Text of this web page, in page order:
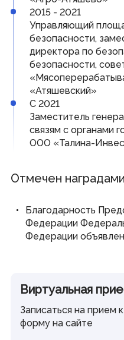
© Государственное
Гражданам
Виртуальная приемная
Трансляции заседаний
Полезные ресурсы
Органы власти
Федеральные органы
Органы государственной
2015 - 2021
Управляющий
безопасности,
директора по
безопасности,
«Атяшевский»
С 2021
Заместитель
связям с органами
ООО «Талина-
Отмечен наградами
Благодарность
Федерации
Федерации
Виртуальная
Записаться на прием
форму на сайте